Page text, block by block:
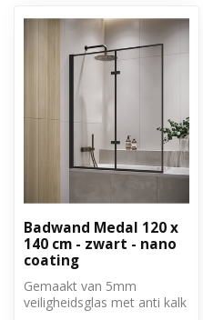
Badwand Medal 120 x
140 cm - zwart - nano
coating
Gemaakt van 5mm
veiligheidsglas met anti kalk